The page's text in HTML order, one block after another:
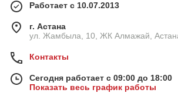
Работает с 10.07.2013
г. Астана
ул. Жамбыла, 10, ЖК Алмажай,
Контакты
Сегодня работает с 09:00 до 18:00
Показать весь график работы